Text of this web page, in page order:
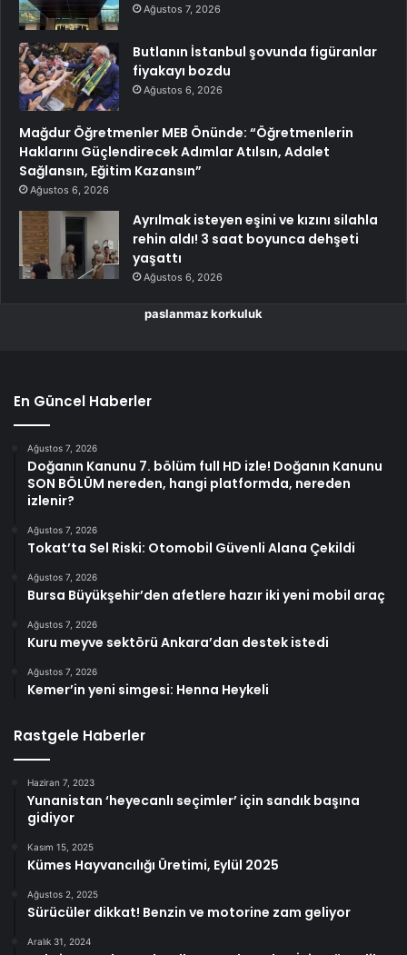
Ağustos 7, 2026
Butlanın İstanbul şovunda figüranlar
fiyakayı bozdu
Ağustos 6, 2026
Mağdur Öğretmenler MEB Önünde: “Öğretmenlerin
Haklarını Güçlendirecek Adımlar Atılsın, Adalet
Sağlansın, Eğitim Kazansın”
Ağustos 6, 2026
Ayrılmak isteyen eşini ve kızını silahla
rehin aldı! 3 saat boyunca dehşeti
yaşattı
Ağustos 6, 2026
paslanmaz korkuluk
En Güncel Haberler
Ağustos 7, 2026
Doğanın Kanunu 7. bölüm full HD izle! Doğanın Kanunu
SON BÖLÜM nereden, hangi platformda, nereden
izlenir?
Ağustos 7, 2026
Tokat’ta Sel Riski: Otomobil Güvenli Alana Çekildi
Ağustos 7, 2026
Bursa Büyükşehir’den afetlere hazır iki yeni mobil araç
Ağustos 7, 2026
Kuru meyve sektörü Ankara’dan destek istedi
Ağustos 7, 2026
Kemer’in yeni simgesi: Henna Heykeli
Rastgele Haberler
Haziran 7, 2023
Yunanistan ‘heyecanlı seçimler’ için sandık başına
gidiyor
Kasım 15, 2025
Kümes Hayvancılığı Üretimi, Eylül 2025
Ağustos 2, 2025
Sürücüler dikkat! Benzin ve motorine zam geliyor
Aralık 31, 2024